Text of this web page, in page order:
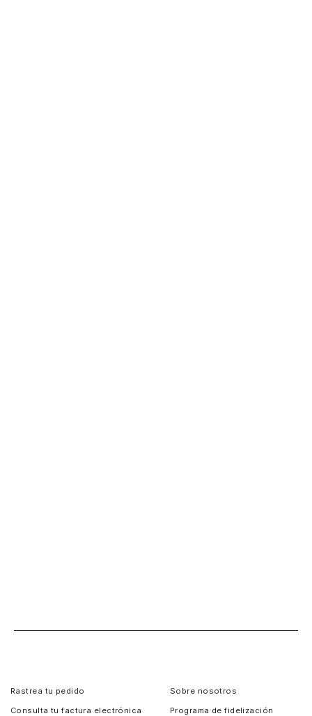
Rastrea tu pedido
Consulta tu factura electrónica
Sobre nosotros
Programa de fidelización